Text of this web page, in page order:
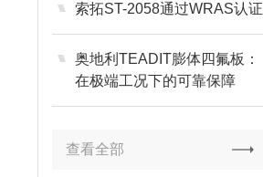
索拓ST-2058通过WRAS认证
奥地利TEADIT膨体四氟板：
在极端工况下的可靠保障
查看全部